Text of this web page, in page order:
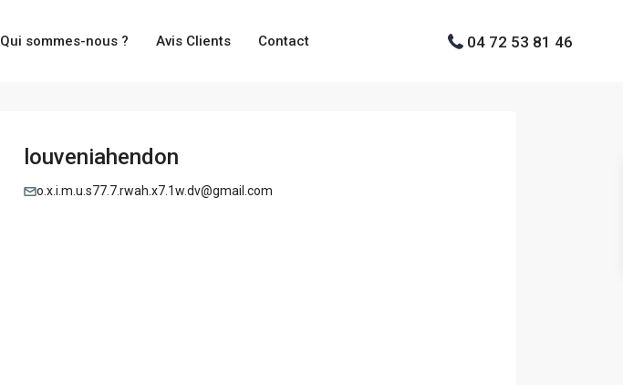
Qui sommes-nous ? Avis Clients Contact 04 72 53 81 46
louveniahendon
o.x.i.m.u.s77.7.rwah.x7.1w.dv@gmail.com